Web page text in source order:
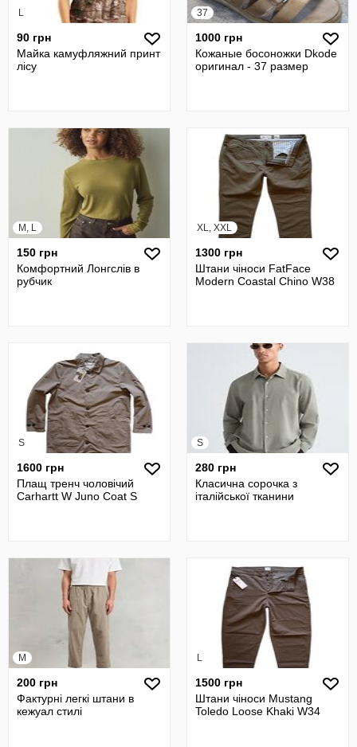
L
90 грн
Майка камуфляжний принт
лісу
37
1000 грн
Кожаные босоножки Dkode
оригинал - 37 размер
M, L
150 грн
Комфортний Лонгслів в
рубчик
XL, XXL
1300 грн
Штани чіноси FatFace
Modern Coastal Chino W38
S
1600 грн
Плащ тренч чоловічий
Carhartt W Juno Coat S
S
280 грн
Класична сорочка з
італійської тканини
M
200 грн
Фактурні легкі штани в
кежуал стилі
L
1500 грн
Штани чіноси Mustang
Toledo Loose Khaki W34